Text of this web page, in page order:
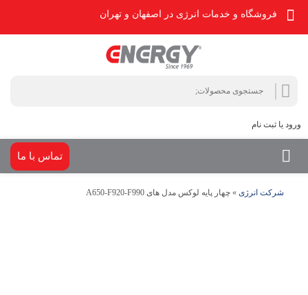
فروشگاه و خدمات انرژی در اصفهان و تهران
ورود یا ثبت نام
تماس با ما
شرکت انرژی » چهار پایه لوکس مدل های A650-F920-F990